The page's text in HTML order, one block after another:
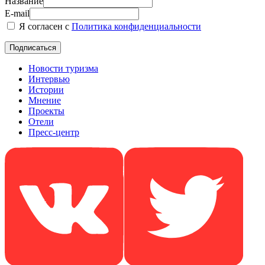
E-mail
Я согласен с Политика конфиденциальности
Новости туризма
Интервью
Истории
Мнение
Проекты
Отели
Пресс-центр